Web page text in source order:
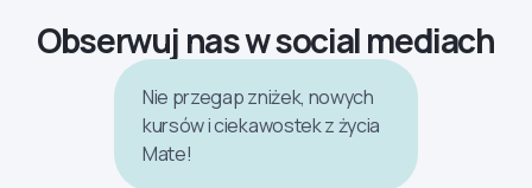
Obserwuj nas w social mediach
Nie przegap zniżek, nowych
kursów i ciekawostek z życia
Mate!